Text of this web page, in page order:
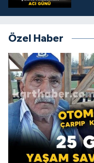
Özel Haber